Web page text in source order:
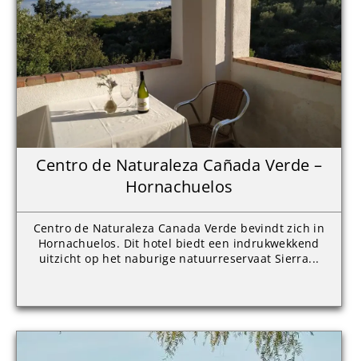
Centro de Naturaleza Cañada Verde –
Hornachuelos
Centro de Naturaleza Canada Verde bevindt zich in
Hornachuelos. Dit hotel biedt een indrukwekkend
uitzicht op het naburige natuurreservaat Sierra...